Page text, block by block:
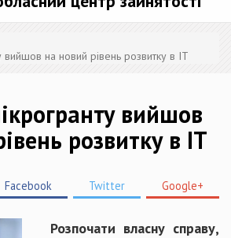
вийшов на новий рівень розвитку в ІТ
вийшов
розвитку в ІТ
Facebook Twitter Google+
Розпочати власну справу,